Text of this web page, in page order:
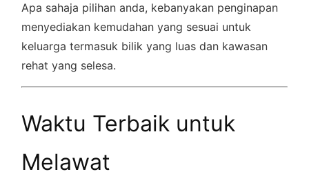
Apa sahaja pilihan anda, kebanyakan penginapan
menyediakan kemudahan yang sesuai untuk
keluarga termasuk bilik yang luas dan kawasan
rehat yang selesa.
Waktu Terbaik untuk
Melawat